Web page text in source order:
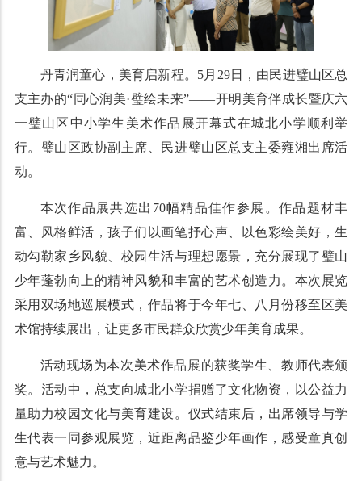
丹青润童心，美育启新程。5月29日，由民进璧山区总
支主办的“同心润美·璧绘未来”——开明美育伴成长暨庆六
一璧山区中小学生美术作品展开幕式在城北小学顺利举
行。璧山区政协副主席、民进璧山区总支主委雍湘出席活
动。
本次作品展共选出70幅精品佳作参展。作品题材丰
富、风格鲜活，孩子们以画笔抒心声、以色彩绘美好，生
动勾勒家乡风貌、校园生活与理想愿景，充分展现了璧山
少年蓬勃向上的精神风貌和丰富的艺术创造力。本次展览
采用双场地巡展模式，作品将于今年七、八月份移至区美
术馆持续展出，让更多市民群众欣赏少年美育成果。
活动现场为本次美术作品展的获奖学生、教师代表颁
奖。活动中，总支向城北小学捐赠了文化物资，以公益力
量助力校园文化与美育建设。仪式结束后，出席领导与学
生代表一同参观展览，近距离品鉴少年画作，感受童真创
意与艺术魅力。